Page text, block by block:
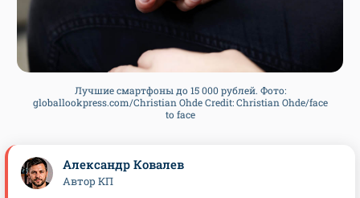
Лучшие смартфоны до 15 000 рублей. Фото:
globallookpress.com/Christian Ohde Credit: Christian Ohde/face
to face
Александр Ковалев
Автор КП